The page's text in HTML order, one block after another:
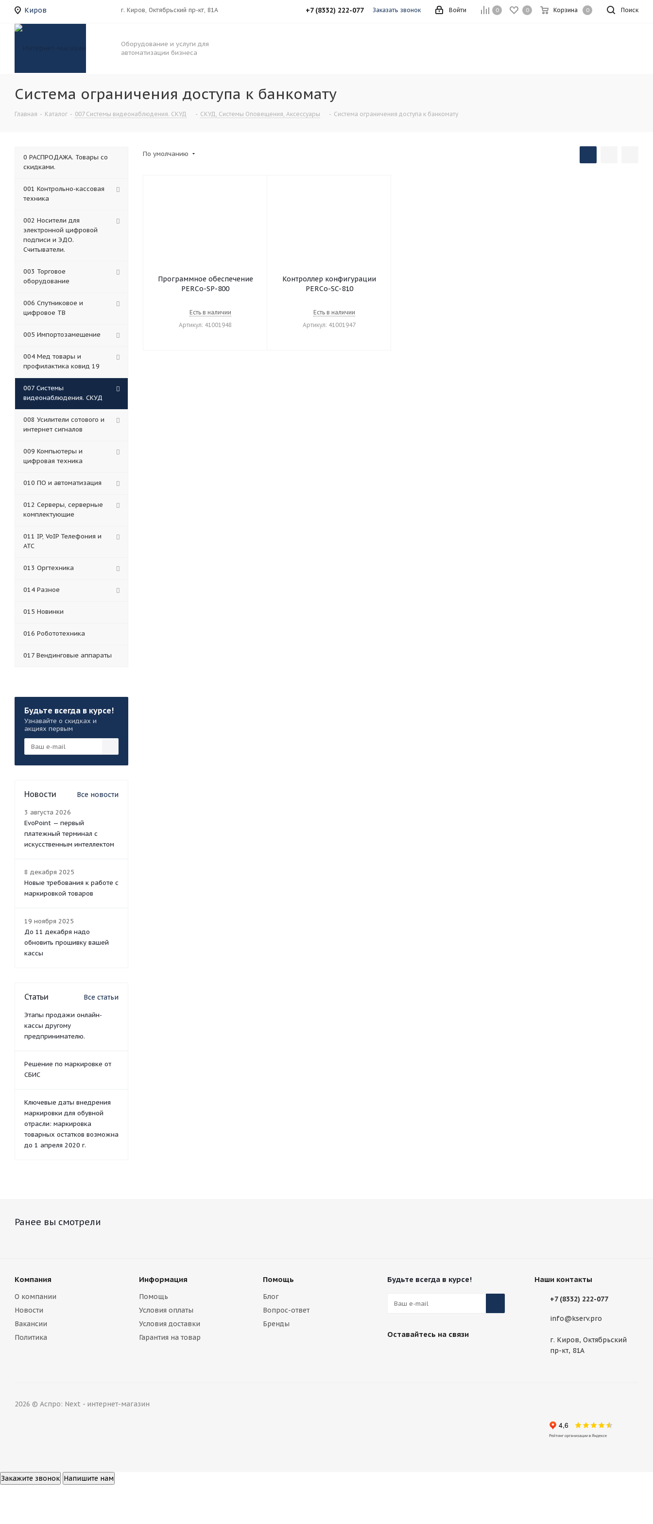
Киров г. Киров, Октябрьский пр-кт, 81А Поиск
0 0 Корзина 0
Войти
+7 (8332) 222-077 Заказать звонок
Оборудование и услуги для
автоматизации бизнеса
Система ограничения доступа к банкомату
Главная - Каталог - 007 Системы видеонаблюдения. СКУД - СКУД, Системы Оповещения, Аксессуары - Система ограничения доступа к банкомату
По умолчанию
Программное обеспечение
PERCo-SP-800
Есть в наличии
Артикул: 41001948
Контроллер конфигурации
PERCo-SC-810
Есть в наличии
Артикул: 41001947
0 РАСПРОДАЖА. Товары со
скидками.
001 Контрольно-кассовая
техника
002 Носители для
электронной цифровой
подписи и ЭДО.
Считыватели.
003 Торговое
оборудование
006 Спутниковое и
цифровое ТВ
005 Импортозамещение
004 Мед товары и
профилактика ковид 19
007 Системы
видеонаблюдения. СКУД
008 Усилители сотового и
интернет сигналов
009 Компьютеры и
цифровая техника
010 ПО и автоматизация
012 Серверы, серверные
комплектующие
011 IP, VoIP Телефония и
АТС
013 Оргтехника
014 Разное
015 Новинки
016 Робототехника
017 Вендинговые аппараты
Будьте всегда в курсе!
Узнавайте о скидках и
акциях первым
Новости Все новости
3 августа 2026
EvoPoint — первый
платежный терминал с
искусственным интеллектом
8 декабря 2025
Новые требования к работе с
маркировкой товаров
19 ноября 2025
До 11 декабря надо
обновить прошивку вашей
кассы
Статьи Все статьи
Этапы продажи онлайн-
кассы другому
предпринимателю.
Решение по маркировке от
СБИС
Ключевые даты внедрения
маркировки для обувной
отрасли: маркировка
товарных остатков возможна
до 1 апреля 2020 г.
Ранее вы смотрели
Компания
О компании
Новости
Вакансии
Политика
Информация
Помощь
Условия оплаты
Условия доставки
Гарантия на товар
Помощь
Блог
Вопрос-ответ
Бренды
Будьте всегда в курсе!
Оставайтесь на связи
Наши контакты
+7 (8332) 222-077
info@kserv.pro
г. Киров, Октябрьский
пр-кт, 81А
2026 © Аспро: Next - интернет-магазин
Закажите звонок Напишите нам